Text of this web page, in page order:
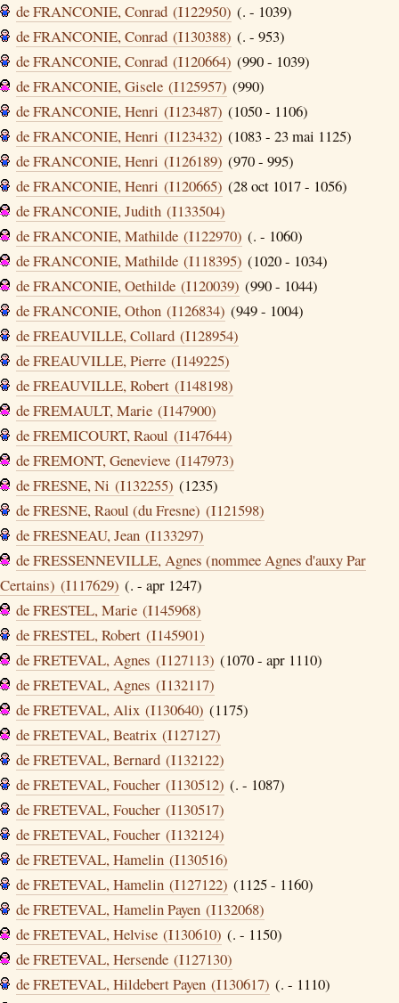
de FRANCONIE, Conrad (I122950) (. - 1039)
de FRANCONIE, Conrad (I130388) (. - 953)
de FRANCONIE, Conrad (I120664) (990 - 1039)
de FRANCONIE, Gisele (I125957) (990)
de FRANCONIE, Henri (I123487) (1050 - 1106)
de FRANCONIE, Henri (I123432) (1083 - 23 mai 1125)
de FRANCONIE, Henri (I126189) (970 - 995)
de FRANCONIE, Henri (I120665) (28 oct 1017 - 1056)
de FRANCONIE, Judith (I133504)
de FRANCONIE, Mathilde (I122970) (. - 1060)
de FRANCONIE, Mathilde (I118395) (1020 - 1034)
de FRANCONIE, Oethilde (I120039) (990 - 1044)
de FRANCONIE, Othon (I126834) (949 - 1004)
de FREAUVILLE, Collard (I128954)
de FREAUVILLE, Pierre (I149225)
de FREAUVILLE, Robert (I148198)
de FREMAULT, Marie (I147900)
de FREMICOURT, Raoul (I147644)
de FREMONT, Genevieve (I147973)
de FRESNE, Ni (I132255) (1235)
de FRESNE, Raoul (du Fresne) (I121598)
de FRESNEAU, Jean (I133297)
de FRESSENNEVILLE, Agnes (nommee Agnes d'auxy Par
Certains) (I117629) (. - apr 1247)
de FRESTEL, Marie (I145968)
de FRESTEL, Robert (I145901)
de FRETEVAL, Agnes (I127113) (1070 - apr 1110)
de FRETEVAL, Agnes (I132117)
de FRETEVAL, Alix (I130640) (1175)
de FRETEVAL, Beatrix (I127127)
de FRETEVAL, Bernard (I132122)
de FRETEVAL, Foucher (I130512) (. - 1087)
de FRETEVAL, Foucher (I130517)
de FRETEVAL, Foucher (I132124)
de FRETEVAL, Hamelin (I130516)
de FRETEVAL, Hamelin (I127122) (1125 - 1160)
de FRETEVAL, Hamelin Payen (I132068)
de FRETEVAL, Helvise (I130610) (. - 1150)
de FRETEVAL, Hersende (I127130)
de FRETEVAL, Hildebert Payen (I130617) (. - 1110)